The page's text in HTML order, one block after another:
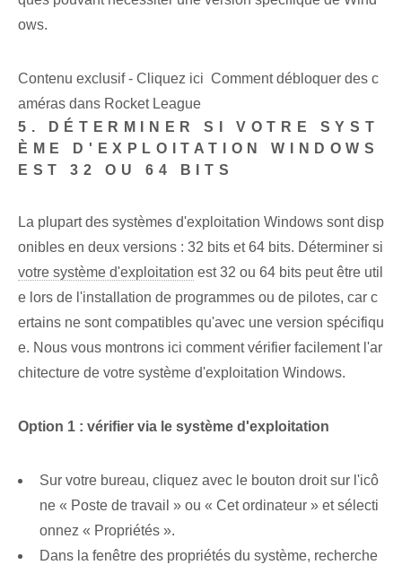
ows.
Contenu exclusif - Cliquez ici Comment débloquer des c
améras dans Rocket League
5. DÉTERMINER SI VOTRE SYST
ÈME D'EXPLOITATION WINDOWS
EST 32 OU 64 BITS
La plupart des systèmes d'exploitation Windows sont disp
onibles en deux versions : 32 bits et 64 bits. Déterminer si
votre système d'exploitation est 32 ou 64 bits peut être util
e lors de l'installation de programmes ou de pilotes, car c
ertains ne sont compatibles qu'avec une version spécifiqu
e. Nous vous montrons ici comment vérifier facilement l'ar
chitecture de votre système d'exploitation Windows.
Option 1 : vérifier via le système d'exploitation
Sur votre bureau, cliquez avec le bouton droit sur l'icô
ne « Poste de travail » ou « Cet ordinateur » et sélecti
onnez « Propriétés ».
Dans la fenêtre des propriétés du système, recherche